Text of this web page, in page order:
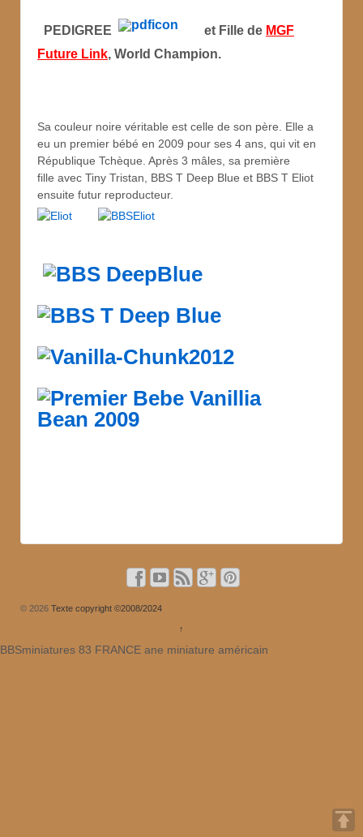
PEDIGREE et Fille de MGF
Future Link, World Champion.
Sa couleur noire véritable est celle de son père. Elle a
eu un premier bébé en 2009 pour ses 4 ans, qui vit en
République Tchèque. Après 3 mâles, sa première
fille avec Tiny Tristan, BBS T Deep Blue et BBS T Eliot
ensuite futur reproducteur.
© 2026 Texte copyright ©2008/2024
↑
BBSminiatures 83 FRANCE ane miniature américain